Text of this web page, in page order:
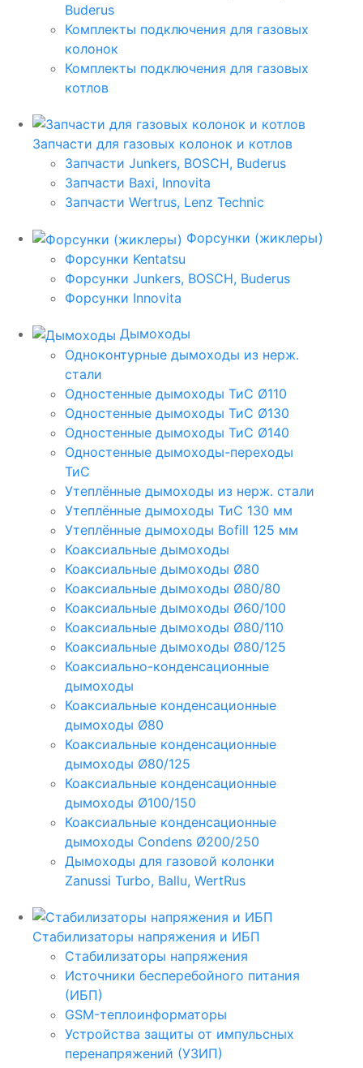
Buderus
Комплекты подключения для газовых
колонок
Комплекты подключения для газовых
котлов
Запчасти для газовых колонок и котлов
Запчасти Junkers, BOSCH, Buderus
Запчасти Baxi, Innovita
Запчасти Wertrus, Lenz Technic
Форсунки (жиклеры)
Форсунки Kentatsu
Форсунки Junkers, BOSCH, Buderus
Форсунки Innovita
Дымоходы
Одноконтурные дымоходы из нерж.
стали
Одностенные дымоходы ТиС Ø110
Одностенные дымоходы ТиС Ø130
Одностенные дымоходы ТиС Ø140
Одностенные дымоходы-переходы
ТиС
Утеплённые дымоходы из нерж. стали
Утеплённые дымоходы ТиС 130 мм
Утеплённые дымоходы Bofill 125 мм
Коаксиальные дымоходы
Коаксиальные дымоходы Ø80
Коаксиальные дымоходы Ø80/80
Коаксиальные дымоходы Ø60/100
Коаксиальные дымоходы Ø80/110
Коаксиальные дымоходы Ø80/125
Коаксиально-конденсационные
дымоходы
Коаксиальные конденсационные
дымоходы Ø80
Коаксиальные конденсационные
дымоходы Ø80/125
Коаксиальные конденсационные
дымоходы Ø100/150
Коаксиальные конденсационные
дымоходы Condens Ø200/250
Дымоходы для газовой колонки
Zanussi Turbo, Ballu, WertRus
Стабилизаторы напряжения и ИБП
Стабилизаторы напряжения
Источники бесперебойного питания
(ИБП)
GSM-теплоинформаторы
Устройства защиты от импульсных
перенапряжений (УЗИП)